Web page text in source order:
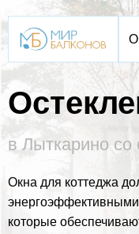
в Лыткарино со
Окна для коттеджа
которые